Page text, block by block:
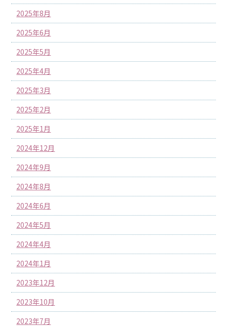
2025年8月
2025年6月
2025年5月
2025年4月
2025年3月
2025年2月
2025年1月
2024年12月
2024年9月
2024年8月
2024年6月
2024年5月
2024年4月
2024年1月
2023年12月
2023年10月
2023年7月